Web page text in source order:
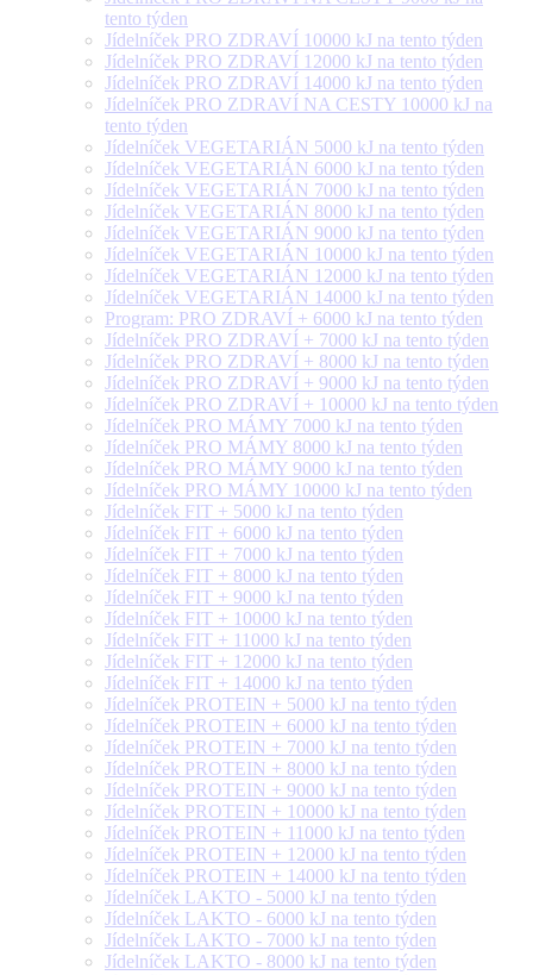
tento týden
Jídelníček PRO ZDRAVÍ 10000 kJ na tento týden
Jídelníček PRO ZDRAVÍ 12000 kJ na tento týden
Jídelníček PRO ZDRAVÍ 14000 kJ na tento týden
Jídelníček PRO ZDRAVÍ NA CESTY 10000 kJ na
tento týden
Jídelníček VEGETARIÁN 5000 kJ na tento týden
Jídelníček VEGETARIÁN 6000 kJ na tento týden
Jídelníček VEGETARIÁN 7000 kJ na tento týden
Jídelníček VEGETARIÁN 8000 kJ na tento týden
Jídelníček VEGETARIÁN 9000 kJ na tento týden
Jídelníček VEGETARIÁN 10000 kJ na tento týden
Jídelníček VEGETARIÁN 12000 kJ na tento týden
Jídelníček VEGETARIÁN 14000 kJ na tento týden
Program: PRO ZDRAVÍ + 6000 kJ na tento týden
Jídelníček PRO ZDRAVÍ + 7000 kJ na tento týden
Jídelníček PRO ZDRAVÍ + 8000 kJ na tento týden
Jídelníček PRO ZDRAVÍ + 9000 kJ na tento týden
Jídelníček PRO ZDRAVÍ + 10000 kJ na tento týden
Jídelníček PRO MÁMY 7000 kJ na tento týden
Jídelníček PRO MÁMY 8000 kJ na tento týden
Jídelníček PRO MÁMY 9000 kJ na tento týden
Jídelníček PRO MÁMY 10000 kJ na tento týden
Jídelníček FIT + 5000 kJ na tento týden
Jídelníček FIT + 6000 kJ na tento týden
Jídelníček FIT + 7000 kJ na tento týden
Jídelníček FIT + 8000 kJ na tento týden
Jídelníček FIT + 9000 kJ na tento týden
Jídelníček FIT + 10000 kJ na tento týden
Jídelníček FIT + 11000 kJ na tento týden
Jídelníček FIT + 12000 kJ na tento týden
Jídelníček FIT + 14000 kJ na tento týden
Jídelníček PROTEIN + 5000 kJ na tento týden
Jídelníček PROTEIN + 6000 kJ na tento týden
Jídelníček PROTEIN + 7000 kJ na tento týden
Jídelníček PROTEIN + 8000 kJ na tento týden
Jídelníček PROTEIN + 9000 kJ na tento týden
Jídelníček PROTEIN + 10000 kJ na tento týden
Jídelníček PROTEIN + 11000 kJ na tento týden
Jídelníček PROTEIN + 12000 kJ na tento týden
Jídelníček PROTEIN + 14000 kJ na tento týden
Jídelníček LAKTO - 5000 kJ na tento týden
Jídelníček LAKTO - 6000 kJ na tento týden
Jídelníček LAKTO - 7000 kJ na tento týden
Jídelníček LAKTO - 8000 kJ na tento týden